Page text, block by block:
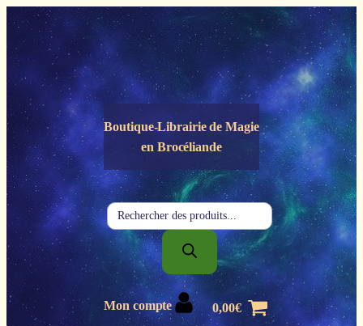
Panneau de gestion des cookies
Boutique-Librairie deMagie
en Brocéliande
Recherche
de
produits
Mon compte 0,00€